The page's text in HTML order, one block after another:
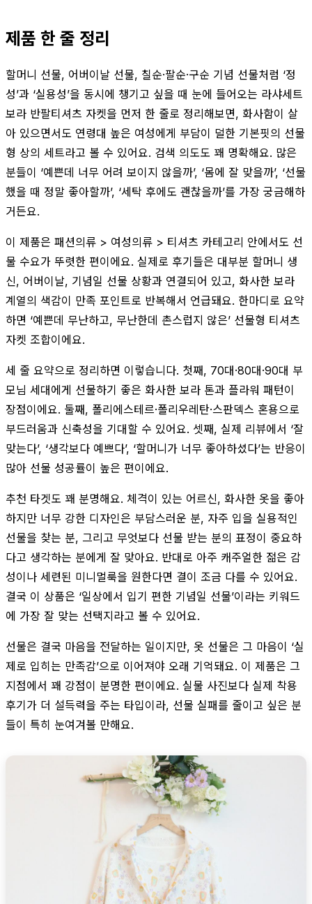
제품 한 줄 정리
할머니 선물, 어버이날 선물, 칠순·팔순·구순 기념 선물처럼 ‘정
성’과 ‘실용성’을 동시에 챙기고 싶을 때 눈에 들어오는 라샤세트
보라 반팔티셔츠 자켓을 먼저 한 줄로 정리해보면, 화사함이 살
아 있으면서도 연령대 높은 여성에게 부담이 덜한 기본핏의 선물
형 상의 세트라고 볼 수 있어요. 검색 의도도 꽤 명확해요. 많은
분들이 ‘예쁜데 너무 어려 보이지 않을까’, ‘몸에 잘 맞을까’, ‘선물
했을 때 정말 좋아할까’, ‘세탁 후에도 괜찮을까’를 가장 궁금해하
거든요.
이 제품은 패션의류 > 여성의류 > 티셔츠 카테고리 안에서도 선
물 수요가 뚜렷한 편이에요. 실제로 후기들은 대부분 할머니 생
신, 어버이날, 기념일 선물 상황과 연결되어 있고, 화사한 보라
계열의 색감이 만족 포인트로 반복해서 언급돼요. 한마디로 요약
하면 ‘예쁜데 무난하고, 무난한데 촌스럽지 않은’ 선물형 티셔츠
자켓 조합이에요.
세 줄 요약으로 정리하면 이렇습니다. 첫째, 70대·80대·90대 부
모님 세대에게 선물하기 좋은 화사한 보라 톤과 플라워 패턴이
장점이에요. 둘째, 폴리에스테르·폴리우레탄·스판덱스 혼용으로
부드러움과 신축성을 기대할 수 있어요. 셋째, 실제 리뷰에서 ‘잘
맞는다’, ‘생각보다 예쁘다’, ‘할머니가 너무 좋아하셨다’는 반응이
많아 선물 성공률이 높은 편이에요.
추천 타겟도 꽤 분명해요. 체격이 있는 어르신, 화사한 옷을 좋아
하지만 너무 강한 디자인은 부담스러운 분, 자주 입을 실용적인
선물을 찾는 분, 그리고 무엇보다 선물 받는 분의 표정이 중요하
다고 생각하는 분에게 잘 맞아요. 반대로 아주 캐주얼한 젊은 감
성이나 세련된 미니멀룩을 원한다면 결이 조금 다를 수 있어요.
결국 이 상품은 ‘일상에서 입기 편한 기념일 선물’이라는 키워드
에 가장 잘 맞는 선택지라고 볼 수 있어요.
선물은 결국 마음을 전달하는 일이지만, 옷 선물은 그 마음이 ‘실
제로 입히는 만족감’으로 이어져야 오래 기억돼요. 이 제품은 그
지점에서 꽤 강점이 분명한 편이에요. 실물 사진보다 실제 착용
후기가 더 설득력을 주는 타입이라, 선물 실패를 줄이고 싶은 분
들이 특히 눈여겨볼 만해요.